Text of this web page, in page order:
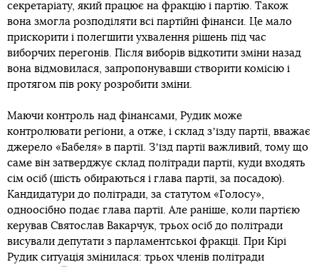
секретаріату, який працює на фракцію і партію. Також
вона змогла розподіляти всі партійні фінанси. Це мало
прискорити і полегшити ухвалення рішень під час
виборчих перегонів. Після виборів відкотити зміни назад
вона відмовилася, запропонувавши створити комісію і
протягом пів року розробити зміни.
Маючи контроль над фінансами, Рудик може
контролювати регіони, а отже, і склад зʼїзду партії, вважає
джерело «Бабеля» в партії. Зʼїзд партії важливий, тому що
саме він затверджує склад політради партії, куди входять
сім осіб (шість обираються і глава партії, за посадою).
Кандидатури до політради, за статутом «Голосу»,
одноосібно подає глава партії. Але раніше, коли партією
керував Святослав Вакарчук, трьох осіб до політради
висували депутати з парламентської фракції. При Кірі
Рудик ситуація змінилася: трьох членів політради